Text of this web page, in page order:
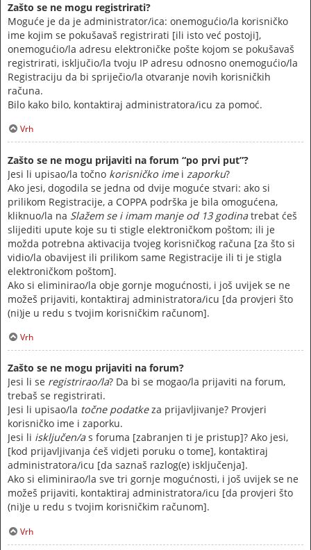
Zašto se ne mogu registrirati?
Moguće je da je administrator/ica: onemogućio/la korisničko
ime kojim se pokušavaš registrirati [ili isto već postoji],
onemogućio/la adresu elektroničke pošte kojom se pokušavaš
registrirati, isključio/la tvoju IP adresu odnosno onemogućio/la
Registraciju da bi spriječio/la otvaranje novih korisničkih
računa.
Bilo kako bilo, kontaktiraj administratora/icu za pomoć.
Vrh
Zašto se ne mogu prijaviti na forum “po prvi put”?
Jesi li upisao/la točno korisničko imei zaporku?
Ako jesi, dogodila se jedna od dvije moguće stvari: ako si
prilikom Registracije, a COPPA podrška je bila omogućena,
kliknuo/la na Slažem se i imam manje od 13 godinatrebat ćeš
slijediti upute koje su ti stigle elektroničkom poštom; ili je
možda potrebna aktivacija tvojeg korisničkog računa [za što si
vidio/la obavijest ili prilikom same Registracije ili ti je stigla
elektroničkom poštom].
Ako si eliminirao/la obje gornje mogućnosti, i još uvijek se ne
možeš prijaviti, kontaktiraj administratora/icu [da provjeri što
(ni)je u redu s tvojim korisničkim računom].
Vrh
Zašto se ne mogu prijaviti na forum?
Jesi li se registrirao/la? Da bi se mogao/la prijaviti na forum,
trebaš se registrirati.
Jesi li upisao/la točne podatkeza prijavljivanje? Provjeri
korisničko ime i zaporku.
Jesi li isključen/as foruma [zabranjen ti je pristup]? Ako jesi,
[kod prijavljivanja ćeš vidjeti poruku o tome], kontaktiraj
administratora/icu [da saznaš razlog(e) isključenja].
Ako si eliminirao/la sve tri gornje mogućnosti, i još uvijek se ne
možeš prijaviti, kontaktiraj administratora/icu [da provjeri što
(ni)je u redu s tvojim korisničkim računom].
Vrh